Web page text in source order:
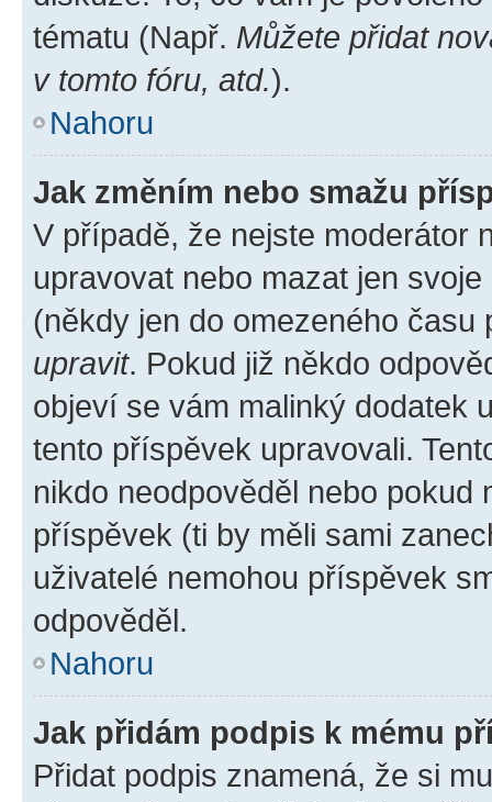
tématu (Např. Můžete přidat
v tomto fóru, atd.).
Nahoru
Jak změním nebo smažu
V případě, že nejste moderátor
upravovat nebo mazat jen
(někdy jen do omezeného
upravit. Pokud již někdo
objeví se vám malinký dodatek
tento příspěvek upravovali.
nikdo neodpověděl nebo pokud
příspěvek (ti by měli sami
uživatelé nemohou příspěvek
odpověděl.
Nahoru
Jak přidám podpis k mému
Přidat podpis znamená, že si